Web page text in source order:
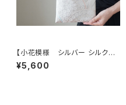
【小花模様 シルバー シルク帯
リメイク ミニサブバック フォー
マルバック】日常使い、結婚式、パ
¥5,600